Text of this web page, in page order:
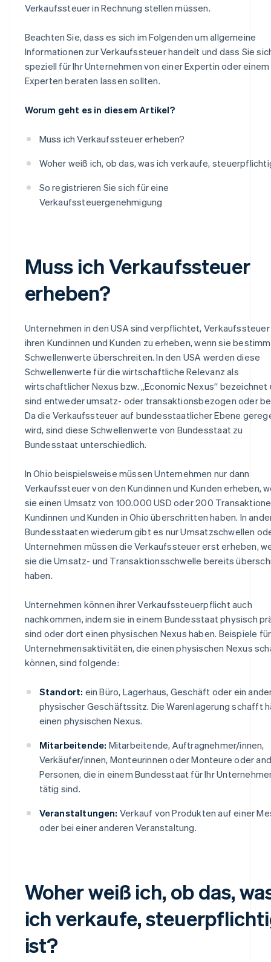
Verkaufssteuer in Rechnung stellen müssen.
Beachten Sie, dass es sich im Folgenden um allgemeine
Informationen zur Verkaufssteuer handelt und dass Sie
speziell für Ihr Unternehmen von einer Expertin oder einem
Experten beraten lassen sollten.
Worum geht es in diesem Artikel?
Muss ich Verkaufssteuer erheben?
Woher weiß ich, ob das, was ich verkaufe,
So registrieren Sie sich für eine
Verkaufssteuergenehmigung
Muss ich Verkaufssteuer
erheben?
Unternehmen in den USA sind verpflichtet,
ihren Kundinnen und Kunden zu erheben, wenn sie
Schwellenwerte überschreiten. In den USA werden diese
Schwellenwerte für die wirtschaftliche Relevanz als
wirtschaftlicher Nexus bzw. „Economic Nexus“ bezeichnet
sind entweder umsatz- oder transaktionsbezogen oder
Da die Verkaufssteuer auf bundesstaatlicher Ebene
wird, sind diese Schwellenwerte von Bundesstaat zu
Bundesstaat unterschiedlich.
In Ohio beispielsweise müssen Unternehmen nur dann
Verkaufssteuer von den Kundinnen und Kunden erheben,
sie einen Umsatz von 100.000 USD oder 200
Kundinnen und Kunden in Ohio überschritten haben. In
Bundesstaaten wiederum gibt es nur Umsatzschwellen
Unternehmen müssen die Verkaufssteuer erst erheben,
sie die Umsatz- und Transaktionsschwelle bereits
haben.
Unternehmen können ihrer Verkaufssteuerpflicht auch
nachkommen, indem sie in einem Bundesstaat physisch
sind oder dort einen physischen Nexus haben. Beispiele für
Unternehmensaktivitäten, die einen physischen Nexus
können, sind folgende:
Standort: ein Büro, Lagerhaus, Geschäft oder ein
physischer Geschäftssitz. Die Warenlagerung schafft
einen physischen Nexus.
Mitarbeitende: Mitarbeitende, Auftragnehmer/innen,
Verkäufer/innen, Monteurinnen oder Monteure oder
Personen, die in einem Bundesstaat für Ihr
tätig sind.
Veranstaltungen: Verkauf von Produkten auf einer
oder bei einer anderen Veranstaltung.
Woher weiß ich, ob das,
ich verkaufe,
ist?